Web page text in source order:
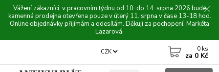
Vážení zákazníci, v pracovním týdnu od 10. do 14. srpna 2026 bude
kamenná prodejna otevřena pouze v úterý 11. srpna v čase 13-18 hod.
Online objednávky přijímám a odesílám. Děkuji za pochopení, Markéta
Lazarová.
CZK 0 ks
za 0 Kč